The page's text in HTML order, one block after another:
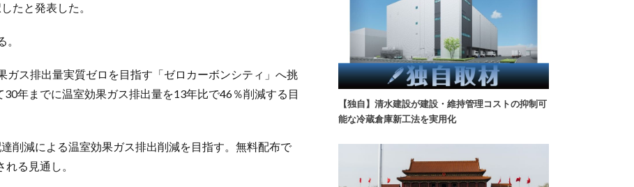
たと発表した。
ス排出量実質ゼロを目指す「ゼロカーボンシティ」へ挑
年までに温室効果ガス排出量を13年比で46％削減する目
削減による温室効果ガス排出削減を目指す。無料配布で
る見通し。
【独自】清水建設が建設・維持管理コストの抑制可
能な冷蔵倉庫新工法を実用化